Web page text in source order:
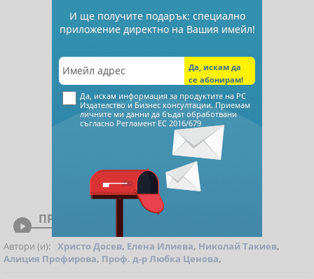
 ПРЕГЛЕД
Автори (и): Христо Досев, Елена Илиева, Николай Такиев,
Алиция Профирова, Проф. д-р Любка Ценова,
И ще получите подарък: специално
приложение директно на Вашия имейл!
Да, искам информация за продуктите на РС
Издателство и Бизнес консултации. Приемам
личните ми данни да бъдат обработвани
съгласно Регламент ЕС 2016/679